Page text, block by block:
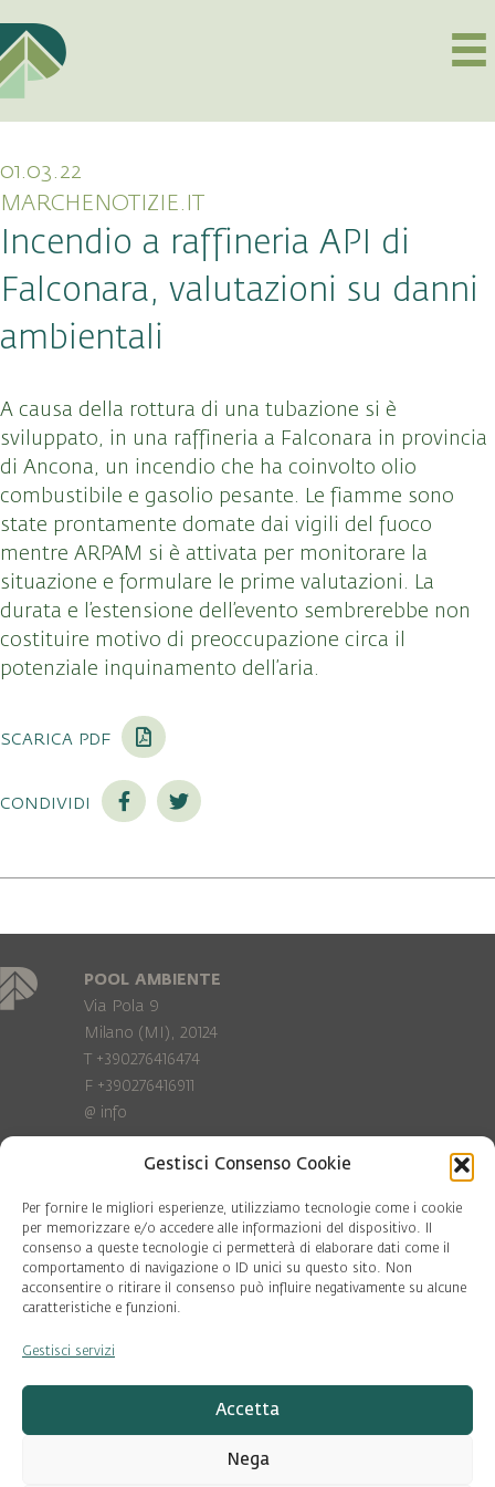
Gestisci Consenso Cookie
Per fornire le migliori esperienze, utilizziamo tecnologie come i cookie
per memorizzare e/o accedere alle informazioni del dispositivo. Il
consenso a queste tecnologie ci permetterà di elaborare dati come il
comportamento di navigazione o ID unici su questo sito. Non
acconsentire o ritirare il consenso può influire negativamente su alcune
caratteristiche e funzioni.
Gestisci servizi
Accetta
Nega
01.03.22
MARCHENOTIZIE.IT
Incendio a raffineria API di
Falconara, valutazioni su danni
ambientali
A causa della rottura di una tubazione si è
sviluppato, in una raffineria a Falconara in provincia
di Ancona, un incendio che ha coinvolto olio
combustibile e gasolio pesante. Le fiamme sono
state prontamente domate dai vigili del fuoco
mentre ARPAM si è attivata per monitorare la
situazione e formulare le prime valutazioni. La
durata e l’estensione dell’evento sembrerebbe non
costituire motivo di preoccupazione circa il
potenziale inquinamento dell’aria.
scarica pdf
condividi
POOL AMBIENTE
Via Pola 9
Milano (MI), 20124
T +390276416474
F +390276416911
@ info
Privacy Policy
Cookie policy
COD. FISC. 97081560159
P.IVA 06375640965
© Pool Ambiente 2026
DESIGN & DEVELOPMENT by